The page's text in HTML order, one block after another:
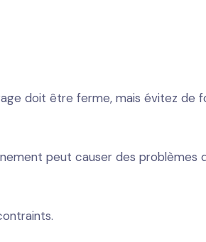
doit être ferme, mais évitez de
peut causer des problèmes